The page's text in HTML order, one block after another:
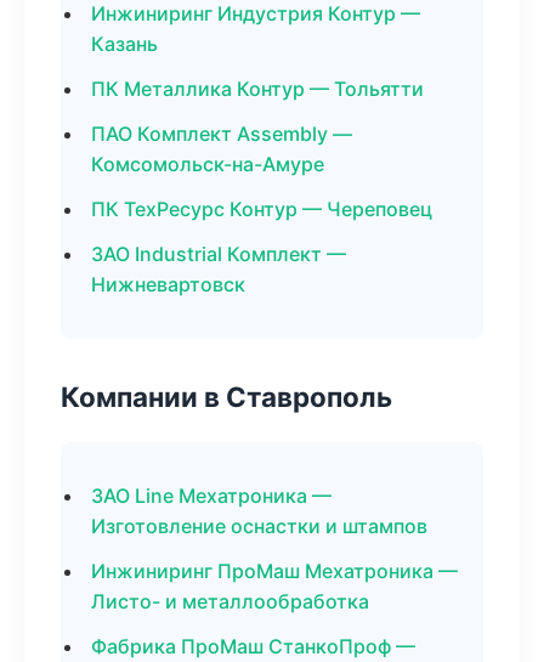
Инжиниринг Индустрия Контур —
Казань
ПК Металлика Контур — Тольятти
ПАО Комплект Assembly —
Комсомольск-на-Амуре
ПК ТехРесурс Контур — Череповец
ЗАО Industrial Комплект —
Нижневартовск
Компании в Ставрополь
ЗАО Line Мехатроника —
Изготовление оснастки и штампов
Инжиниринг ПроМаш Мехатроника —
Листо- и металлообработка
Фабрика ПроМаш СтанкоПроф —